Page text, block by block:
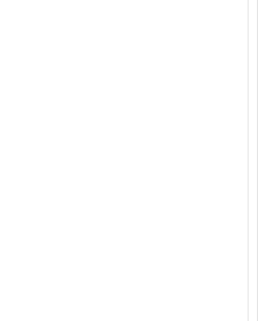
Bầu cử đại biểu Quốc hội khóa XVI và
Người Việt Nam ưu tiên dùng hàng Việt